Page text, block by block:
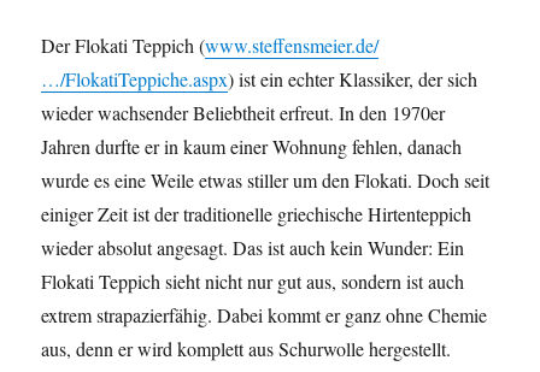
Der Flokati Teppich (www.steffensmeier.de/
…/FlokatiTeppiche.aspx) ist ein echter Klassiker, der sich
wieder wachsender Beliebtheit erfreut. In den 1970er
Jahren durfte er in kaum einer Wohnung fehlen, danach
wurde es eine Weile etwas stiller um den Flokati. Doch seit
einiger Zeit ist der traditionelle griechische Hirtenteppich
wieder absolut angesagt. Das ist auch kein Wunder: Ein
Flokati Teppich sieht nicht nur gut aus, sondern ist auch
extrem strapazierfähig. Dabei kommt er ganz ohne Chemie
aus, denn er wird komplett aus Schurwolle hergestellt.